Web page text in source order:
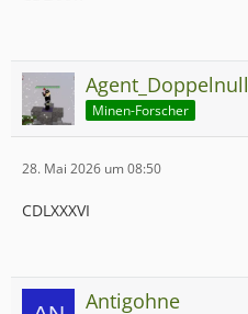
Agent_Doppelnull
Minen-Forscher
28. Mai 2026 um 08:50
CDLXXXVI
Antigohne